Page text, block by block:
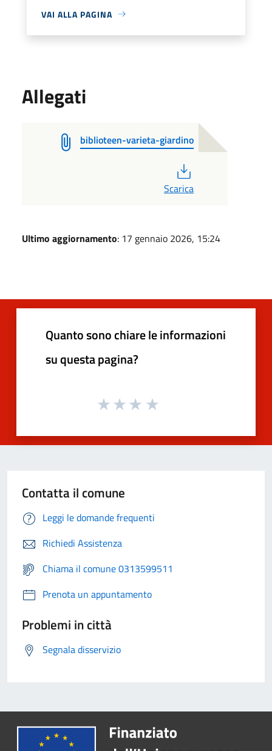
VAI ALLA PAGINA
Allegati
biblioteen-varieta-giardino
Scarica
Ultimo aggiornamento: 17 gennaio 2026, 15:24
Quanto sono chiare le informazioni
su questa pagina?
Contatta il comune
Leggi le domande frequenti
Richiedi Assistenza
Chiama il comune 0313599511
Prenota un appuntamento
Problemi in città
Segnala disservizio